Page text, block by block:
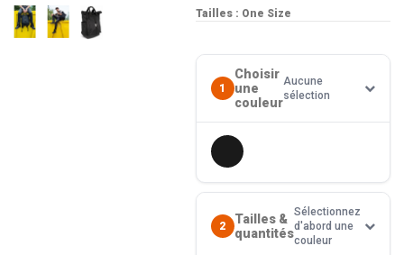
Tailles : One Size
1
Choisir
une
couleur
Aucune
sélection
2
Tailles &
quantités
Sélectionnez
d'abord une
couleur